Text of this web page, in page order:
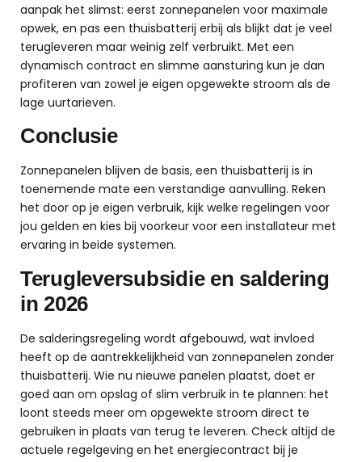
aanpak het slimst: eerst zonnepanelen voor maximale
opwek, en pas een thuisbatterij erbij als blijkt dat je veel
terugleveren maar weinig zelf verbruikt. Met een
dynamisch contract en slimme aansturing kun je dan
profiteren van zowel je eigen opgewekte stroom als de
lage uurtarieven.
Conclusie
Zonnepanelen blijven de basis, een thuisbatterij is in
toenemende mate een verstandige aanvulling. Reken
het door op je eigen verbruik, kijk welke regelingen voor
jou gelden en kies bij voorkeur voor een installateur met
ervaring in beide systemen.
Terugleversubsidie en saldering
in 2026
De salderingsregeling wordt afgebouwd, wat invloed
heeft op de aantrekkelijkheid van zonnepanelen zonder
thuisbatterij. Wie nu nieuwe panelen plaatst, doet er
goed aan om opslag of slim verbruik in te plannen: het
loont steeds meer om opgewekte stroom direct te
gebruiken in plaats van terug te leveren. Check altijd de
actuele regelgeving en het energiecontract bij je